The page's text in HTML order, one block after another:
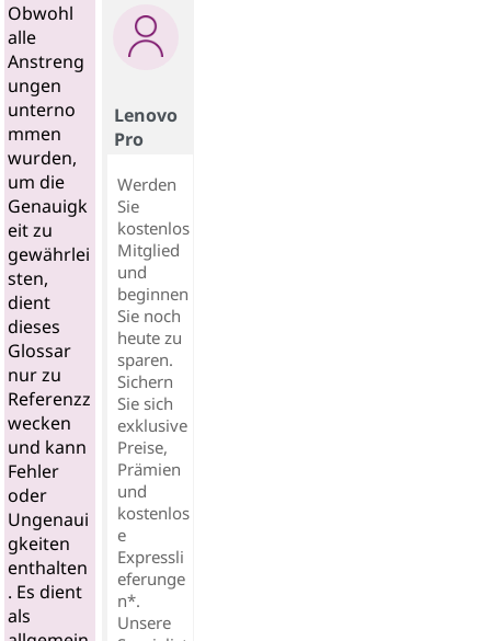
Obwohl
alle
Anstreng
ungen
unterno
mmen
wurden,
um die
Genauigk
eit zu
gewährlei
sten,
dient
dieses
Glossar
nur zu
Referenzz
wecken
und kann
Fehler
oder
Ungenaui
gkeiten
enthalten
. Es dient
als
Lenovo
Pro
Werden
Sie
kostenlos
Mitglied
und
beginnen
Sie noch
heute zu
sparen.
Sichern
Sie sich
exklusive
Preise,
Prämien
und
kostenlos
e
Expressli
eferunge
n*.
Unsere